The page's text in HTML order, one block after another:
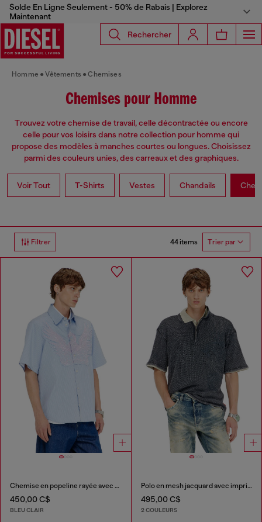
Solde En Ligne Seulement - 50% de Rabais | Explorez
Maintenant
Rechercher
Homme Vêtements Chemises
Chemises pour Homme
Trouvez votre chemise de travail, celle décontractée ou encore
celle pour vos loisirs dans notre collection pour homme qui
propose des modèles à manches courtes ou longues. Choisissez
parmi des couleurs unies, des carreaux et des graphiques.
Voir Tout T-Shirts Vestes Chandails
Filtrer 44 items Trier par
Chemise en popeline rayée avec patch brodé
450,00 C$
BLEU CLAIR
Polo en mesh jacquard avec imprimé Phoenix
495,00 C$
2 COULEURS